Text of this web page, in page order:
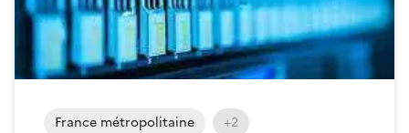
France métropolitaine +2